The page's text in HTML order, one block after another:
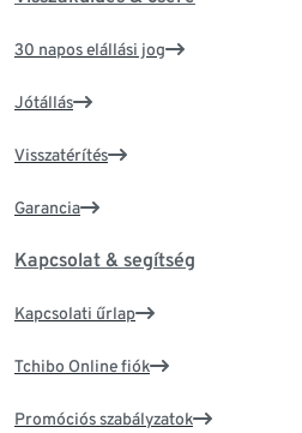
30 napos elállási jog
Jótállás
Visszatérítés
Garancia
Kapcsolat & segítség
Kapcsolati űrlap
Tchibo Online fiók
Promóciós szabályzatok